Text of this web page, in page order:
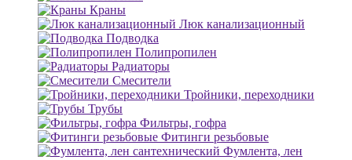
Краны
Люк канализационный
Подводка
Полипропилен
Радиаторы
Смесители
Тройники, переходники
Трубы
Фильтры, гофра
Фитинги резьбовые
Фумлента, лен